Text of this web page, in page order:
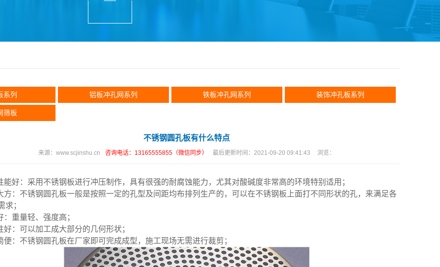
系列 铝板冲孔网系列 铁板冲孔网系列 装饰冲孔板系列
筛板
不锈钢圆孔板有什么特点
来源：www.scjinshu.cn 咨询电话：13165555855（微信同步） 最后更新时间：2021-09-20 09:41:43 浏览：
能好：采用不锈钢板进行冲压制作，具有很强的耐腐蚀能力，尤其对酸碱度非常高的环境特别适用；
： 不锈钢圆孔板一般是按照一定的孔型及间距均布排列生产的，可以在不锈钢板上面打不同形状的孔，来满足各
求；
：重量轻、强度高；
好：可以加工成大部分的几何形状；
便：不锈钢圆孔板在厂家即可完成成型，施工现场无需进行裁剪；